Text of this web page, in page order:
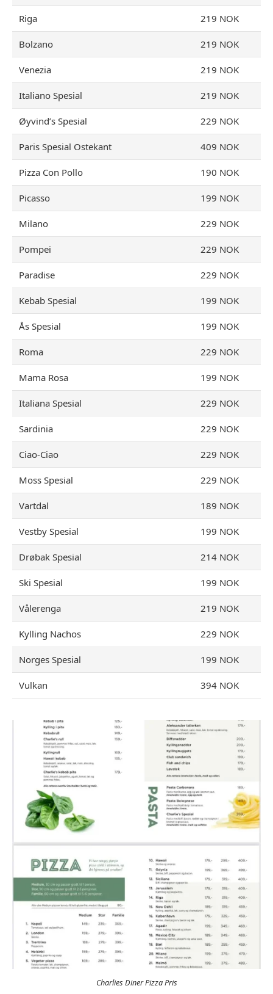
Riga 219 NOK
Bolzano 219 NOK
Venezia 219 NOK
Italiano Spesial 219 NOK
Øyvind’s Spesial 229 NOK
Paris Spesial Ostekant 409 NOK
Pizza Con Pollo 190 NOK
Picasso 199 NOK
Milano 229 NOK
Pompei 229 NOK
Paradise 229 NOK
Kebab Spesial 199 NOK
Ås Spesial 199 NOK
Roma 229 NOK
Mama Rosa 199 NOK
Italiana Spesial 229 NOK
Sardinia 229 NOK
Ciao-Ciao 229 NOK
Moss Spesial 229 NOK
Vartdal 189 NOK
Vestby Spesial 199 NOK
Drøbak Spesial 214 NOK
Ski Spesial 199 NOK
Vålerenga 219 NOK
Kylling Nachos 229 NOK
Norges Spesial 199 NOK
Vulkan 394 NOK
Charlies Diner Pizza Pris